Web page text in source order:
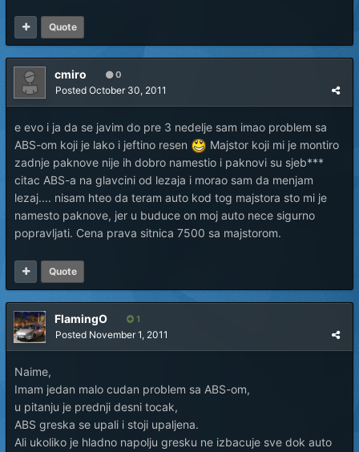
Quote
cmiro 0
Posted October 30, 2011
e evo i ja da se javim do pre 3 nedelje sam imao problem sa
ABS-om koji je lako i jeftino resen
Majstor koji mi je montiro
zadnje paknove nije ih dobro namestio i paknovi su sjeb***
citac ABS-a na glavcini od lezaja i morao sam da menjam
lezaj.... nisam hteo da teram auto kod tog majstora sto mi je
namesto paknove, jer u buduce on moj auto nece sigurno
popravljati. Cena prava sitnica 7500 sa majstorom.
Quote
FlamingO 1
Posted November 1, 2011
Naime,
Imam jedan malo cudan problem sa ABS-om,
u pitanju je prednji desni tocak,
ABS greska se upali i stoji upaljena.
Ali ukoliko je hladno napolju gresku ne izbacuje sve dok auto